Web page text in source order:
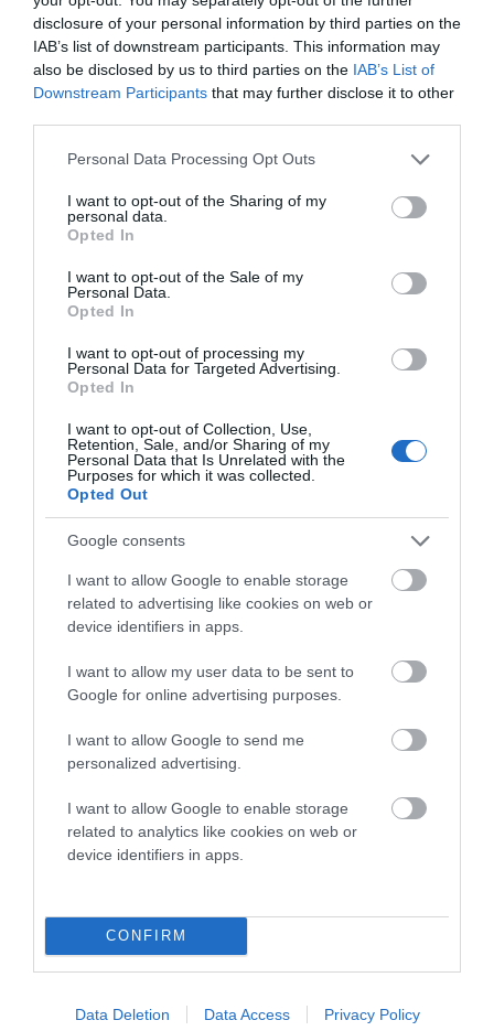
disclosure of your personal information by third parties on the
IAB’s list of downstream participants. This information may
also be disclosed by us to third parties on the IAB’s List of
Downstream Participants that may further disclose it to other
Please note that this website/app uses one or more Google
not limited to your visit or usage behaviour. You may click to
grant or deny consent to Google and its third-party tags to
use your data for below specified purposes in below Google
consent section.
Personal Data Processing Opt Outs
I want to opt-out of the Sharing of my
personal data.
Opted In
I want to opt-out of the Sale of my
Personal Data.
Opted In
I want to opt-out of processing my
Personal Data for Targeted Advertising.
Opted In
I want to opt-out of Collection, Use,
Retention, Sale, and/or Sharing of my
Personal Data that Is Unrelated with the
Purposes for which it was collected.
Opted Out
Google consents
I want to allow Google to enable storage
related to advertising like cookies on web or
device identifiers in apps.
I want to allow my user data to be sent to
Google for online advertising purposes.
I want to allow Google to send me
personalized advertising.
I want to allow Google to enable storage
related to analytics like cookies on web or
device identifiers in apps.
CONFIRM
Data Deletion Data Access Privacy Policy